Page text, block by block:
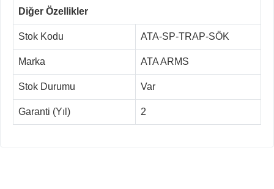
Diğer Özellikler
Stok Kodu ATA-SP-TRAP-SÖK
Marka ATA ARMS
Stok Durumu Var
Garanti (Yıl) 2